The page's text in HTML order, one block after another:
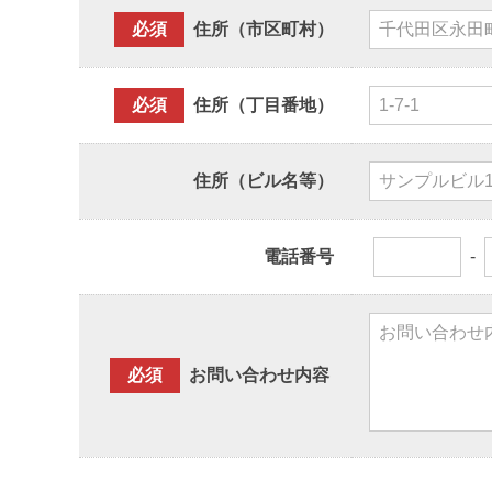
必須 住所（市区町村）
必須 住所（丁目番地）
住所（ビル名等）
電話番号 -
必須 お問い合わせ内容